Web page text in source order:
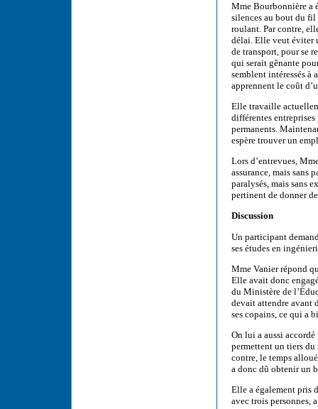
Mme Bourbonnière a
silences au bout du
roulant. Par contre,
délai. Elle veut éviter
de transport, pour se
qui serait gênante
semblent intéressés à
apprennent le coût
Elle travaille
différentes entreprises
permanents.
espère trouver un
Lors d’entrevues,
assurance, mais sans
paralysés, mais sans
pertinent de donner
Discussion
Un participant
ses études en
Mme Vanier répond
Elle avait donc
du Ministère de
devait attendre avant
ses copains, ce qui a
On lui a aussi
permettent un tiers
contre, le temps
a donc dû obtenir un
Elle a également pris
avec trois personnes,